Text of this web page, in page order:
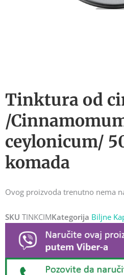
Tinktura od
/
ceylonicum/
komada
Ovog proizvoda trenutno nema
SKU TINKCIMKategorija Biljne